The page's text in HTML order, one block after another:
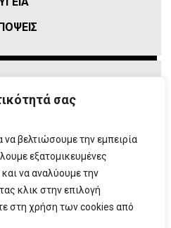
σας
βελτιώσουμε την εμπειρία
εξατομικευμένες
να αναλύουμε την
κλικ στην επιλογή
στη χρήση των cookies από
info@attikovima.gr